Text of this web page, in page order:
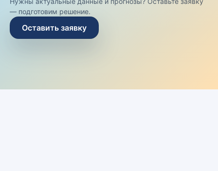
— подготовим решение.
Оставить заявку